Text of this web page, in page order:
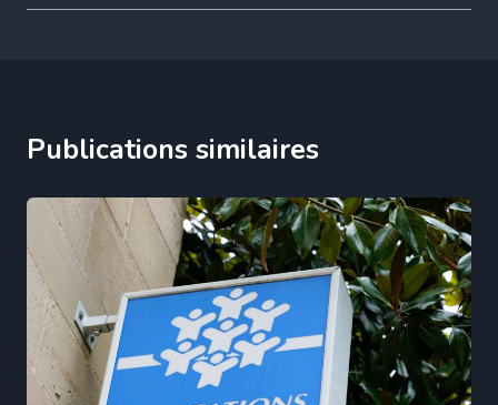
Publications similaires